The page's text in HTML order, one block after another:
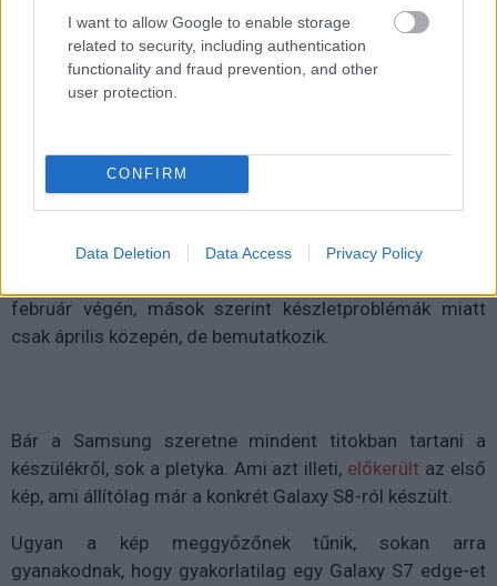
I want to allow Google to enable storage
related to security, including authentication
functionality and fraud prevention, and other
user protection.
CONFIRM
Data Deletion Data Access Privacy Policy
Harangi László |2017 január 6. 11:02
Nem kell már sokat várni a Samsung következő nagy
február végén, mások szerint készletproblémák miatt
csak április közepén, de bemutatkozik.
Bár a Samsung szeretne mindent titokban tartani a
készülékről, sok a pletyka. Ami azt illeti, előkerült az első
kép, ami állítólag már a konkrét Galaxy S8-ról készült.
Ugyan a kép meggyőzőnek tűnik, sokan arra
gyanakodnak, hogy gyakorlatilag egy Galaxy S7 edge-et